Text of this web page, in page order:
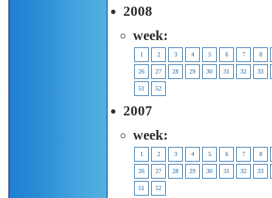
2008
week:
1 2 3 4 5 6 7 8
26 27 28 29 30 31 32 33
51 52
2007
week:
1 2 3 4 5 6 7 8
26 27 28 29 30 31 32 33
51 52